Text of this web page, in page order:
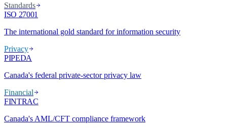
Standards
ISO 27001
The international gold standard for information security
Privacy
PIPEDA
Canada's federal private-sector privacy law
Financial
FINTRAC
Canada's AML/CFT compliance framework